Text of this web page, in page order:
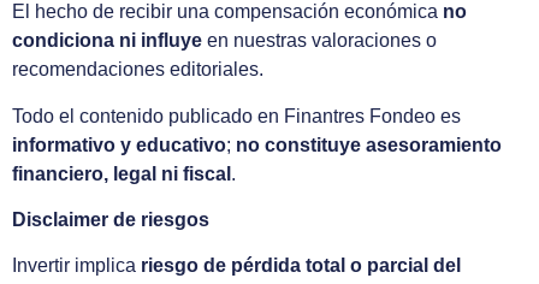
El hecho de recibir una compensación económica no
condiciona ni influye en nuestras valoraciones o
recomendaciones editoriales.
Todo el contenido publicado en Finantres Fondeo es
informativo y educativo; no constituye asesoramiento
financiero, legal ni fiscal .
Disclaimer de riesgos
Invertir implica riesgo de pérdida total o parcial del